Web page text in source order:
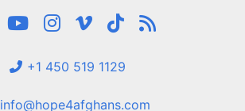
+1 450 519 1129
info@hope4afghans.com